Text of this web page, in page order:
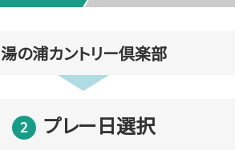
湯の浦カントリー倶楽部
プレー日選択